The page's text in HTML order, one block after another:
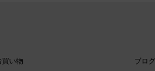
買い物 ブログ